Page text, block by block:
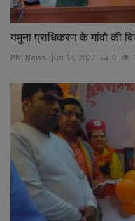
यमुना प्राधिकरण के गांवो की
PNI News Jun 18, 2022 0